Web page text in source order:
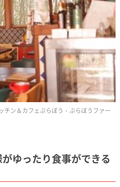
チン＆カフェぶらぼう・ぶらぼうファー
ゆったり食事ができる